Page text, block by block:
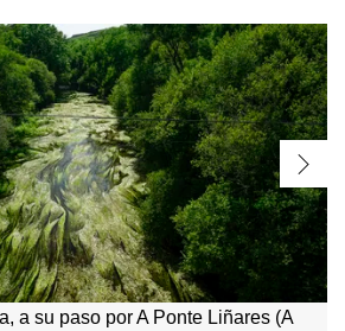
a su paso por A Ponte Liñares (A